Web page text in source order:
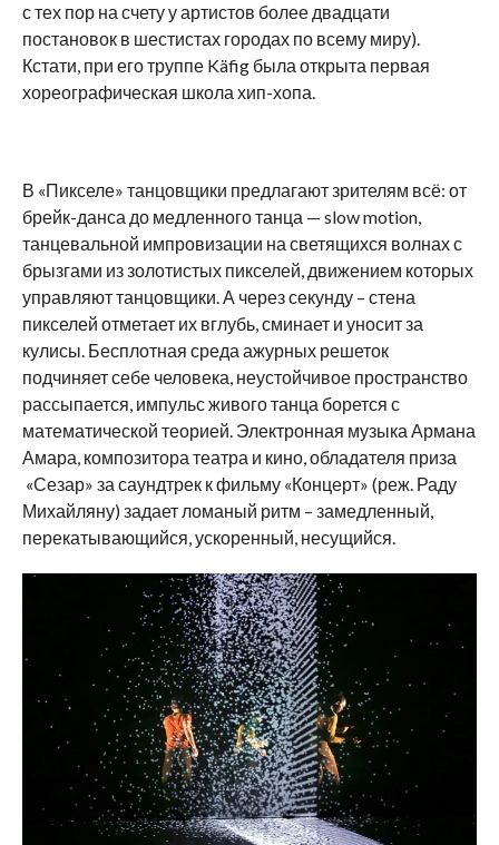
с тех пор на счету у артистов более двадцати
постановок в шестистах городах по всему миру).
Кстати, при его труппе Käfig была открыта первая
хореографическая школа хип-хопа.
В «Пикселе» танцовщики предлагают зрителям всё: от
брейк-данса до медленного танца — slow motion,
танцевальной импровизации на светящихся волнах с
брызгами из золотистых пикселей, движением которых
управляют танцовщики. А через секунду – стена
пикселей отметает их вглубь, сминает и уносит за
кулисы. Бесплотная среда ажурных решеток
подчиняет себе человека, неустойчивое пространство
рассыпается, импульс живого танца борется с
математической теорией. Электронная музыка Армана
Амара, композитора театра и кино, обладателя приза
«Сезар» за саундтрек к фильму «Концерт» (реж. Раду
Михайляну) задает ломаный ритм – замедленный,
перекатывающийся, ускоренный, несущийся.